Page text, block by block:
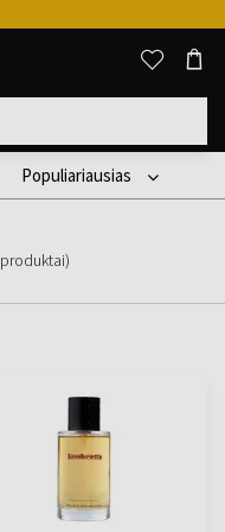
produktai)
Populiariausias